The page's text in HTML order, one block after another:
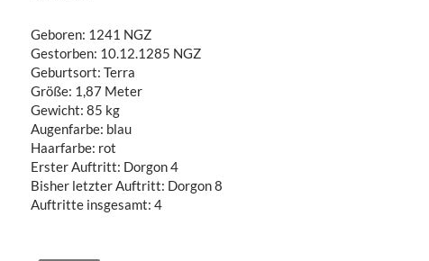
Geboren: 1241 NGZ
Gestorben: 10.12.1285 NGZ
Geburtsort: Terra
Größe: 1,87 Meter
Gewicht: 85 kg
Augenfarbe: blau
Haarfarbe: rot
Erster Auftritt: Dorgon 4
Bisher letzter Auftritt: Dorgon 8
Auftritte insgesamt: 4